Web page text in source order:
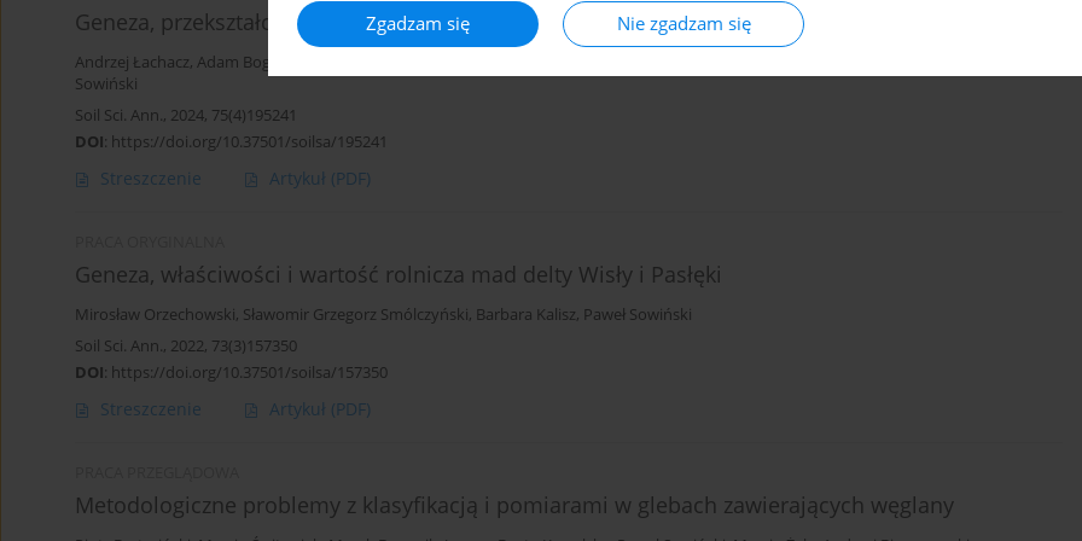
Zgadzam się Nie zgadzam się
Geneza, przekształcenia i klasyfikacja gleb organicznych w Polsce
Andrzej Łachacz, Adam Bogacz
Sowiński
Soil Sci. Ann., 2024, 75(4)195241
DOI: https://doi.org/10.37501/soilsa/195241
Streszczenie Artykuł (PDF)
Geneza, właściwości i wartość rolnicza mad delty Wisły i Pasłęki
Mirosław Orzechowski, Sławomir Grzegorz Smólczyński, Barbara Kalisz, Paweł Sowiński
Soil Sci. Ann., 2022, 73(3)157350
DOI: https://doi.org/10.37501/soilsa/157350
Streszczenie Artykuł (PDF)
Metodologiczne problemy z klasyfikacją i pomiarami w glebach zawierających węglany